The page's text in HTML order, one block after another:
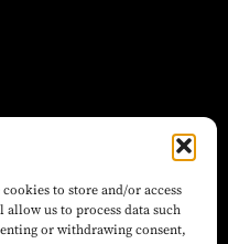
to store and/or access
us to process data such
or withdrawing consent,